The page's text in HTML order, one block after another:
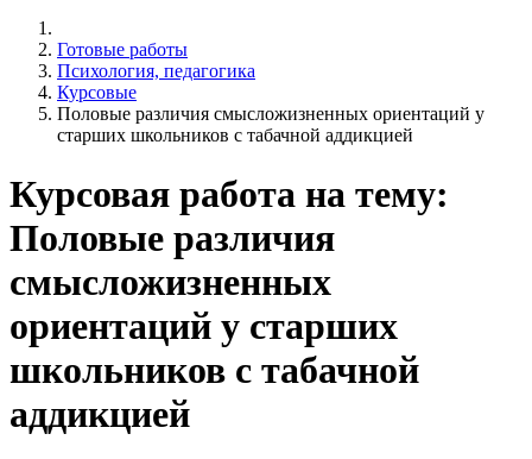
Готовые работы
Психология, педагогика
Курсовые
Половые различия смысложизненных ориентаций у
старших школьников с табачной аддикцией
Курсовая работа на тему:
Половые различия
смысложизненных
ориентаций у старших
школьников с табачной
аддикцией